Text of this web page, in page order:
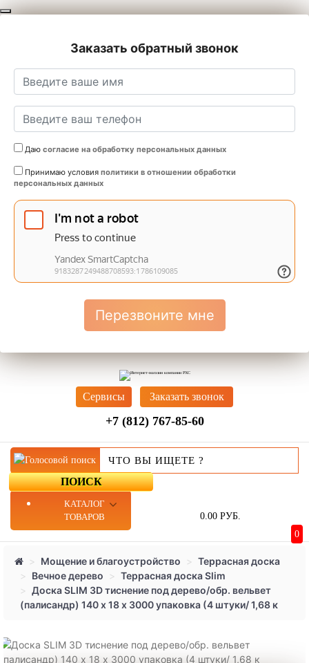
Заказать обратный звонок
Даю согласие на обработку персональных данных
Принимаю условия политики в отношении обработки
персональных данных
Перезвоните мне
Cервисы Заказать звонок
+7 (812) 767-85-60
КАТАЛОГ
ТОВАРОВ
0
0.00 РУБ.
ПОИСК
Мощение и благоустройство
Террасная доска
Вечное дерево
Террасная доска Slim
Доска SLIM 3D тиснение под дерево/обр. вельвет
(палисандр) 140 х 18 х 3000 упаковка (4 штуки/ 1,68 к